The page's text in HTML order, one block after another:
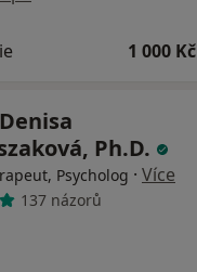
1 000 Kč
Ph.D.
Psycholog · Více
137 názorů